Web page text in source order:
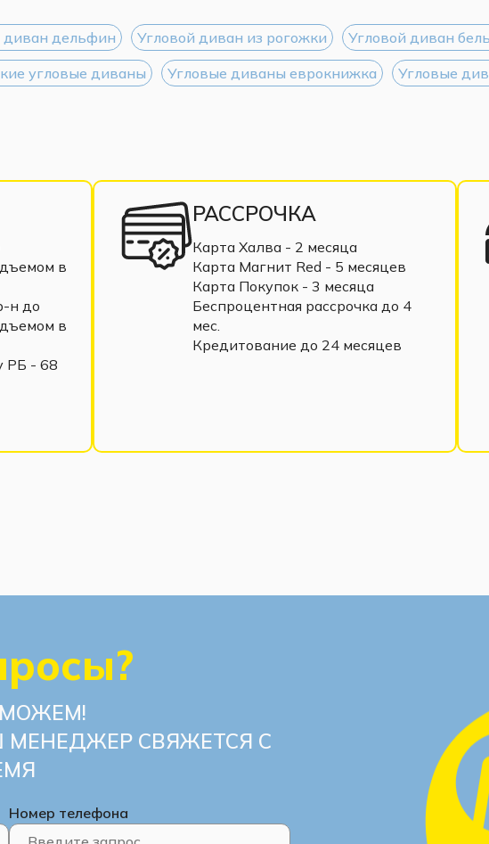
диван дельфин Угловой диван из рогожки Угловой диван
угловые диваны Угловые диваны еврокнижка Угловые
в
н до
в
РБ - 68
РАССРОЧКА
Карта Халва - 2 месяца
Карта Магнит Red - 5 месяцев
Карта Покупок - 3 месяца
Беспроцентная рассрочка до 4
мес.
Кредитование до 24 месяцев
МЕНЕДЖЕР СВЯЖЕТСЯ С
Номер телефона